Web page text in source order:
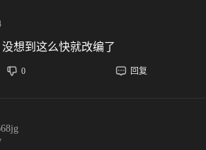
想到这么快就改编了
0 回复